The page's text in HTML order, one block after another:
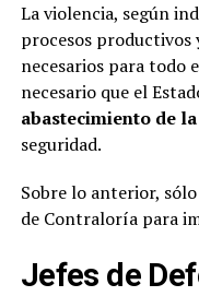
La violencia, según
procesos productivos
necesarios para todo
necesario que el
abastecimiento de
seguridad.
Sobre lo anterior,
de Contraloría para
Jefes de